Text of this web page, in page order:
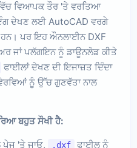
ਵਿਆਪਕ ਤੌਰ 'ਤੇ ਵਰਤਿਆ
ਦੇਖਣ ਲਈ AutoCAD ਵਰਗੇ
ਪਰ ਇਹ ਔਨਲਾਈਨ DXF
ਜਾਂ ਪਲੱਗਇਨ ਨੂੰ ਡਾਊਨਲੋਡ ਕੀਤੇ
ਫਾਈਲਾਂ ਦੇਖਣ ਦੀ ਇਜਾਜ਼ਤ ਦਿੰਦਾ
ਨੂੰ ਉੱਚ ਗੁਣਵੱਤਾ ਨਾਲ
ਬਹੁਤ ਸੌਖੀ ਹੈ:
'ਤੇ ਜਾਓ, .dxf
ਫਾਈਲ ਨੂੰ